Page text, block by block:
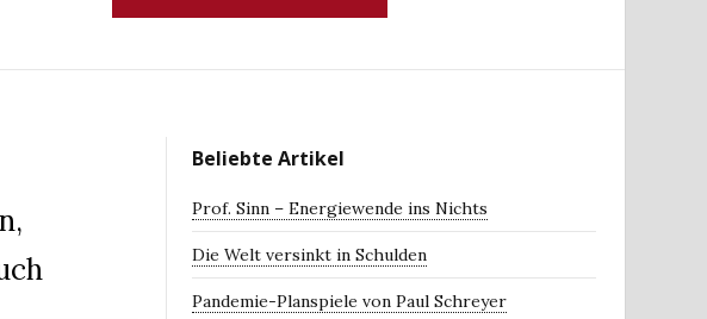
Beliebte Artikel
Prof. Sinn – Energiewende ins Nichts
Die Welt versinkt in Schulden
Pandemie-Planspiele von Paul Schreyer